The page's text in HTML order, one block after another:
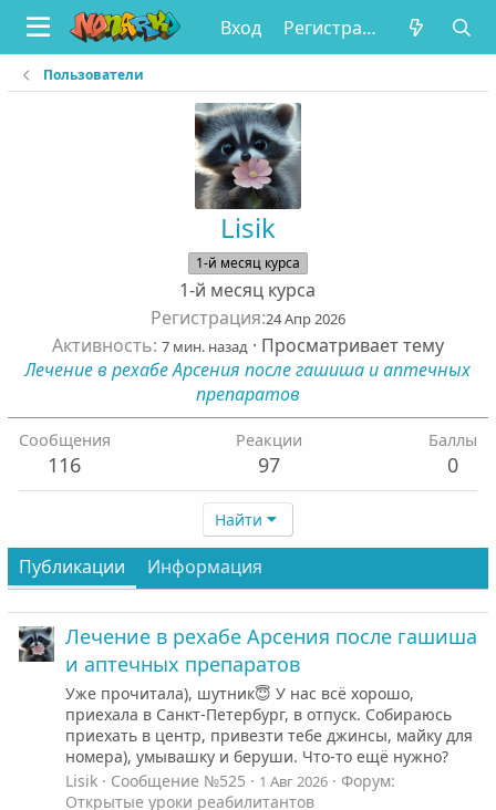
Вход Регистрация
Пользователи
Lisik
1-й месяц курса
1-й месяц курса
Регистрация 24 Апр 2026
Активность 7 мин. назад · Просматривает тему
Лечение в рехабе Арсения после гашиша и аптечных
препаратов
Сообщения
116
Реакции
97
Баллы
0
Найти
Публикации Информация
Лечение в рехабе Арсения после гашиша
и аптечных препаратов
Уже прочитала), шутник😇 У нас всё хорошо,
приехала в Санкт-Петербург, в отпуск. Собираюсь
приехать в центр, привезти тебе джинсы, майку для
номера), умывашку и беруши. Что-то ещё нужно?
Lisik
Сообщение №525 1 Авг 2026
Форум:
Открытые уроки реабилитантов